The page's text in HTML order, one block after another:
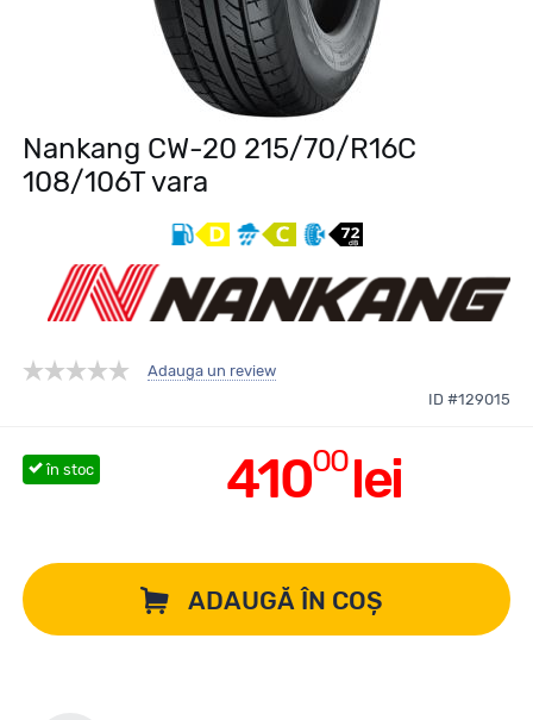
Nankang CW-20 215/70/R16C
108/106T vara
Adauga un review
ID #129015
41000lei
în stoc
ADAUGĂ ÎN COȘ